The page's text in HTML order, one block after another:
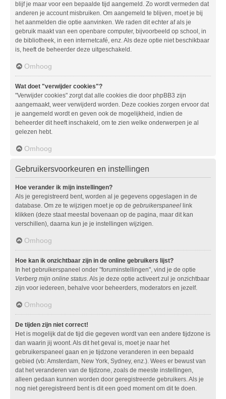
blijf je maar voor een bepaalde tijd aangemeld. Zo wordt vermeden dat
anderen je account misbruiken. Om aangemeld te blijven, moet je bij
het aanmelden die optie aanvinken. We raden dit echter af als je
gebruik maakt van een openbare computer, bijvoorbeeld op school, in
de bibliotheek, in een internetcafé, enz. Als deze optie niet beschikbaar
is, heeft de beheerder deze uitgeschakeld.
Omhoog
Wat doet "verwijder cookies"?
"Verwijder cookies" zorgt dat alle cookies die door phpBB3 zijn
aangemaakt, weer verwijderd worden. Deze cookies zorgen ervoor dat
je aangemeld wordt en geven ook de mogelijkheid, indien de
beheerder dit heeft inschakeld, om te zien welke onderwerpen je al
gelezen hebt.
Omhoog
Gebruikersvoorkeuren en instellingen
Hoe verander ik mijn instellingen?
Als je geregistreerd bent, worden al je gegevens opgeslagen in de
database. Om ze te wijzigen moet je op de gebruikerspaneel link
klikken (deze staat meestal bovenaan op de pagina, maar dit kan
verschillen), daarna kun je je instellingen wijzigen.
Omhoog
Hoe kan ik onzichtbaar zijn in de online gebruikers lijst?
In het gebruikerspaneel onder "foruminstellingen", vind je de optie
Verberg mijn online status. Als je deze optie activeert zul je onzichtbaar
zijn voor iedereen, behalve voor beheerders, moderators en jezelf.
Omhoog
De tijden zijn niet correct!
Het is mogelijk dat de tijd die gegeven wordt van een andere tijdzone is
dan waarin jij woont. Als dit het geval is, moet je naar het
gebruikerspaneel gaan en je tijdzone veranderen in een bepaald
gebied (vb: Amsterdam, New York, Sydney, enz.). Wees er bewust van
dat het veranderen van de tijdzone, zoals de meeste instellingen,
alleen gedaan kunnen worden door geregistreerde gebruikers. Als je
nog niet geregistreerd bent is dit een goed moment om dit te doen.